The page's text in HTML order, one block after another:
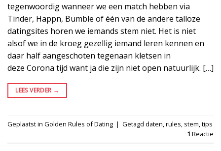
tegenwoordig wanneer we een match hebben via
Tinder, Happn, Bumble of één van de andere talloze
datingsites horen we iemands stem niet. Het is niet
alsof we in de kroeg gezellig iemand leren kennen en
daar half aangeschoten tegenaan kletsen in
deze Corona tijd want ja die zijn niet open natuurlijk. […]
LEES VERDER →
Geplaatst in Golden Rules of Dating | Getagd daten,rules, stem,tips
1 Reactie